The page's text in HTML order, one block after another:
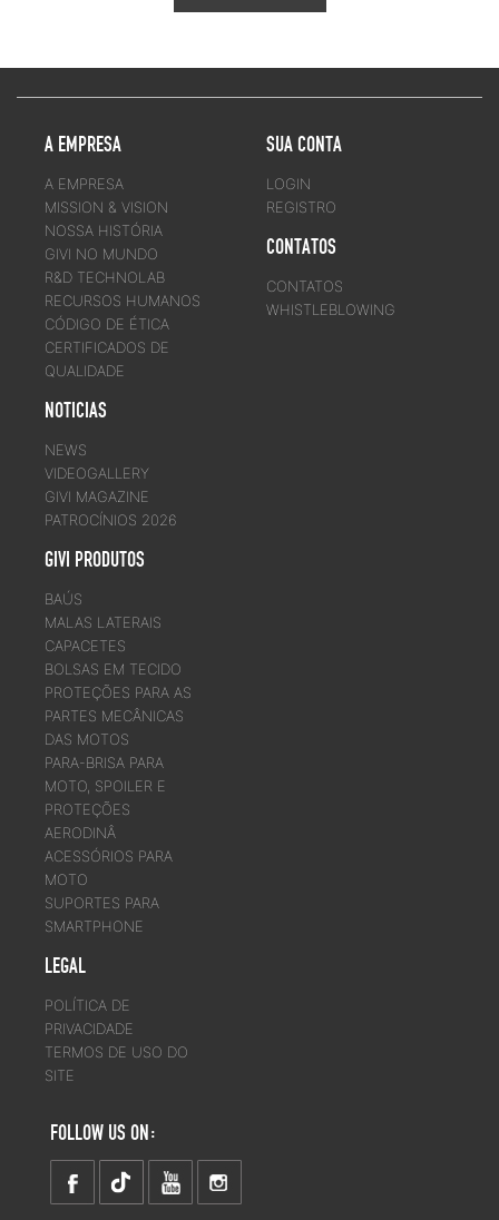
A EMPRESA
A EMPRESA
MISSION & VISION
NOSSA HISTÓRIA
GIVI NO MUNDO
R&D TECHNOLAB
RECURSOS HUMANOS
CÓDIGO DE ÉTICA
CERTIFICADOS DE
QUALIDADE
NOTICIAS
NEWS
VIDEOGALLERY
GIVI MAGAZINE
PATROCÍNIOS 2026
GIVI PRODUTOS
BAÚS
MALAS LATERAIS
CAPACETES
BOLSAS EM TECIDO
PROTEÇÕES PARA AS
PARTES MECÂNICAS
DAS MOTOS
PARA-BRISA PARA
MOTO, SPOILER E
PROTEÇÕES
AERODINÂ
ACESSÓRIOS PARA
MOTO
SUPORTES PARA
SMARTPHONE
LEGAL
POLÍTICA DE
PRIVACIDADE
TERMOS DE USO DO
SITE
SUA CONTA
LOGIN
REGISTRO
CONTATOS
CONTATOS
WHISTLEBLOWING
FOLLOW US ON: